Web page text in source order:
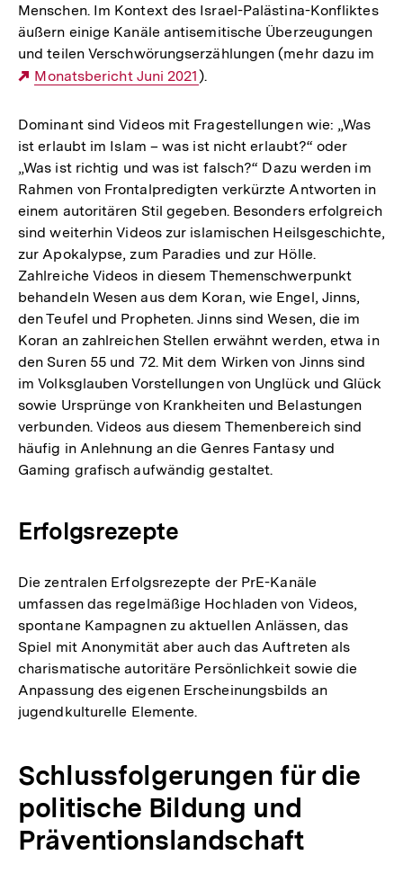
Menschen. Im Kontext des Israel-Palästina-Konfliktes
äußern einige Kanäle antisemitische Überzeugungen
und teilen Verschwörungserzählungen (mehr dazu im
Externer
Monatsbericht Juni 2021).
Dominant sind Videos mit Fragestellungen wie: „Was
ist erlaubt im Islam – was ist nicht erlaubt?“ oder
„Was ist richtig und was ist falsch?“ Dazu werden im
Rahmen von Frontalpredigten verkürzte Antworten in
einem autoritären Stil gegeben. Besonders erfolgreich
sind weiterhin Videos zur islamischen Heilsgeschichte,
zur Apokalypse, zum Paradies und zur Hölle.
Zahlreiche Videos in diesem Themenschwerpunkt
behandeln Wesen aus dem Koran, wie Engel, Jinns,
den Teufel und Propheten. Jinns sind Wesen, die im
Koran an zahlreichen Stellen erwähnt werden, etwa in
den Suren 55 und 72. Mit dem Wirken von Jinns sind
im Volksglauben Vorstellungen von Unglück und Glück
sowie Ursprünge von Krankheiten und Belastungen
verbunden. Videos aus diesem Themenbereich sind
häufig in Anlehnung an die Genres Fantasy und
Gaming grafisch aufwändig gestaltet.
Erfolgsrezepte
Die zentralen Erfolgsrezepte der PrE-Kanäle
umfassen das regelmäßige Hochladen von Videos,
spontane Kampagnen zu aktuellen Anlässen, das
Spiel mit Anonymität aber auch das Auftreten als
charismatische autoritäre Persönlichkeit sowie die
Anpassung des eigenen Erscheinungsbilds an
jugendkulturelle Elemente.
Schlussfolgerungen für die
politische Bildung und
Präventionslandschaft